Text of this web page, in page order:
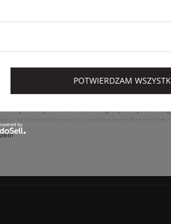
nowościach i promocjach
w polityce prywatności. Subskrypcję mogę
Otylia Skiepko w celu marketingowym. Wyrażenie
którego dokonano na podstawie zgody przed jej
do przenoszenia danych na zasadach
POTWIERDZAM